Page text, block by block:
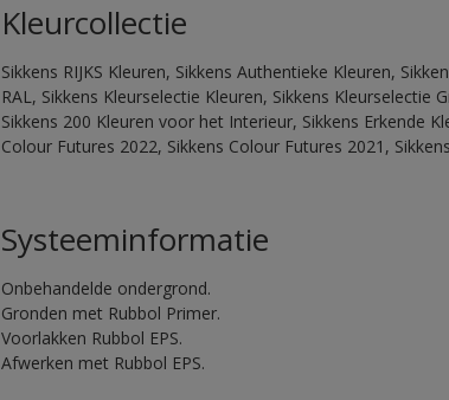
Kleurcollectie
Sikkens RIJKS Kleuren, Sikkens Authentieke Kleuren,
RAL, Sikkens Kleurselectie Kleuren, Sikkens Kleurselectie
Sikkens 200 Kleuren voor het Interieur, Sikkens Erkende
Colour Futures 2022, Sikkens Colour Futures 2021,
Systeeminformatie
Onbehandelde ondergrond.
Gronden met Rubbol Primer.
Voorlakken Rubbol EPS.
Afwerken met Rubbol EPS.